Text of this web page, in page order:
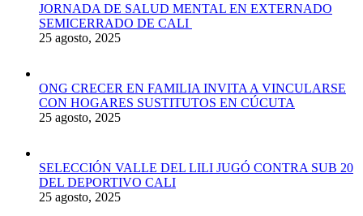
JORNADA DE SALUD MENTAL EN EXTERNADO
SEMICERRADO DE CALI
25 agosto, 2025
ONG CRECER EN FAMILIA INVITA A VINCULARSE
CON HOGARES SUSTITUTOS EN CÚCUTA
25 agosto, 2025
SELECCIÓN VALLE DEL LILI JUGÓ CONTRA SUB 20
DEL DEPORTIVO CALI
25 agosto, 2025